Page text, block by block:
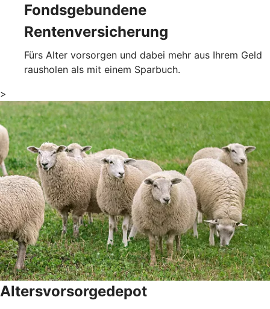
Fondsgebundene
Rentenversicherung
Fürs Alter vorsorgen und dabei mehr aus Ihrem Geld
rausholen als mit einem Sparbuch.
>
Altersvorsorgedepot